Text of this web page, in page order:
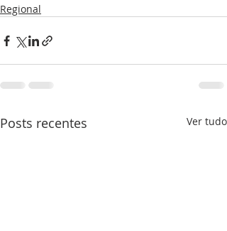
Regional
Posts recentes Ver tudo